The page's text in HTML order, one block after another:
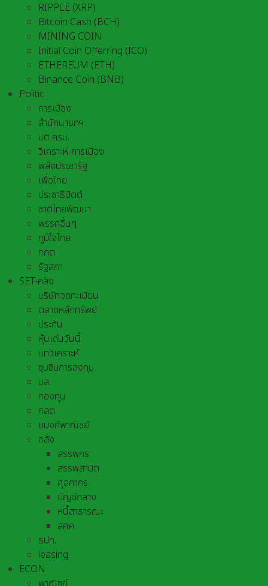
RIPPLE (XRP)
Bitcoin Cash (BCH)
MINING COIN
Initial Coin Offerring (ICO)
ETHEREUM (ETH)
Binance Coin (BNB)
Politic
การเมือง
สำนักนายกฯ
มติ ครม.
วิเคราะห์-การเมือง
พลังประชารัฐ
เพื่อไทย
ประชาธิปัตต์
ชาติไทยพัฒนา
พรรคอื่นๆ
ภูมิใจไทย
กกต.
รัฐสภา
SET-คลัง
บริษัทจดทะเบียน
ตลาดหลักทรัพย์
ประกัน
หุ้นเด่นวันนี้
บทวิเคราะห์
ซุบซิบการลงทุน
บล.
กองทุน
กลต.
แบงก์พาณิชย์
คลัง
สรรพกร
สรรพสามิต
ศุลกากร
บัญชีกลาง
หนี้สาธารณะ
สศค.
ธปท.
leasing
ECON